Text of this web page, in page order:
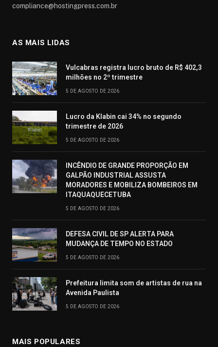
compliance@hostingpress.com.br
AS MAIS LIDAS
Vulcabras registra lucro bruto de R$ 402,3
milhões no 2º trimestre
5 DE AGOSTO DE 2026
Lucro da Klabin cai 34% no segundo
trimestre de 2026
5 DE AGOSTO DE 2026
INCÊNDIO DE GRANDE PROPORÇÃO EM
GALPÃO INDUSTRIAL ASSUSTA
MORADORES E MOBILIZA BOMBEIROS EM
ITAQUAQUECETUBA
5 DE AGOSTO DE 2026
DEFESA CIVIL DE SP ALERTA PARA
MUDANÇA DE TEMPO NO ESTADO
5 DE AGOSTO DE 2026
Prefeitura limita som de artistas de rua na
Avenida Paulista
5 DE AGOSTO DE 2026
MAIS POPULARES